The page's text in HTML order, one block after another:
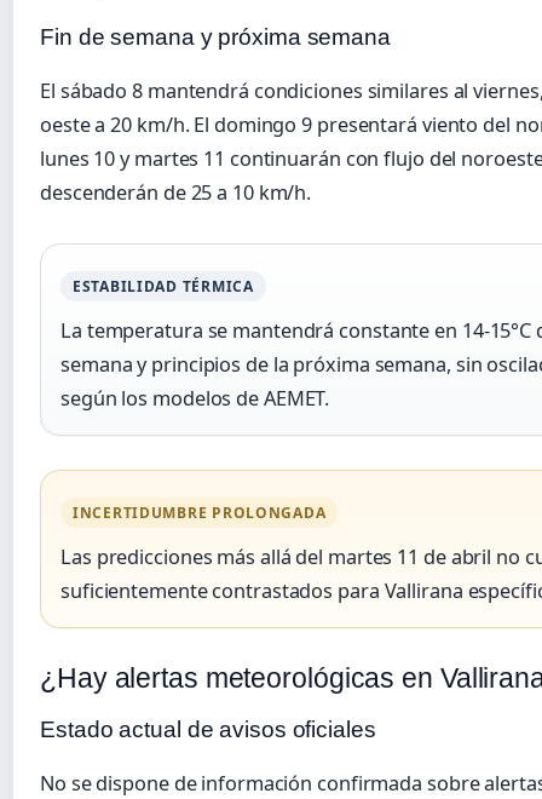
Fin de semana y próxima semana
El sábado 8 mantendrá condiciones similares al
oeste a 20 km/h. El domingo 9 presentará viento del
lunes 10 y martes 11 continuarán con flujo del
descenderán de 25 a 10 km/h.
ESTABILIDAD TÉRMICA
La temperatura se mantendrá constante en 14-
semana y principios de la próxima semana, sin
según los modelos de AEMET.
INCERTIDUMBRE PROLONGADA
Las predicciones más allá del martes 11 de abril no
suficientemente contrastados para Vallirana
¿Hay alertas meteorológicas en
Estado actual de avisos oficiales
No se dispone de información confirmada sobre